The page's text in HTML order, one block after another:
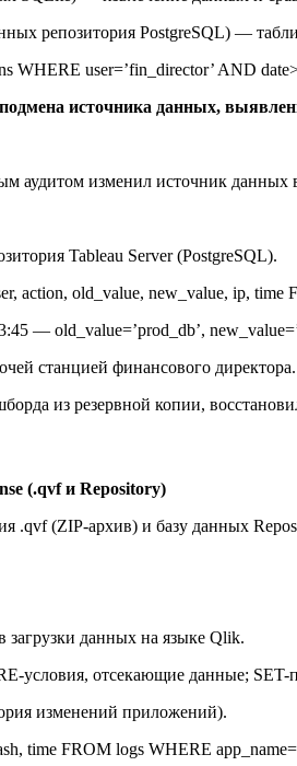
репозитория PostgreSQL) —
WHERE user=’fin_director’ AND
источника данных,
аудитом изменил источник
Tableau Server (PostgreSQL).
action, old_value, new_value, ip, time
— old_value=’prod_db’,
станцией финансового директора.
из резервной копии,
(.qvf и Repository)
.qvf (ZIP-архив) и базу данных
данных на языке Qlik.
условия, отсекающие данные;
изменений приложений).
time FROM logs WHERE